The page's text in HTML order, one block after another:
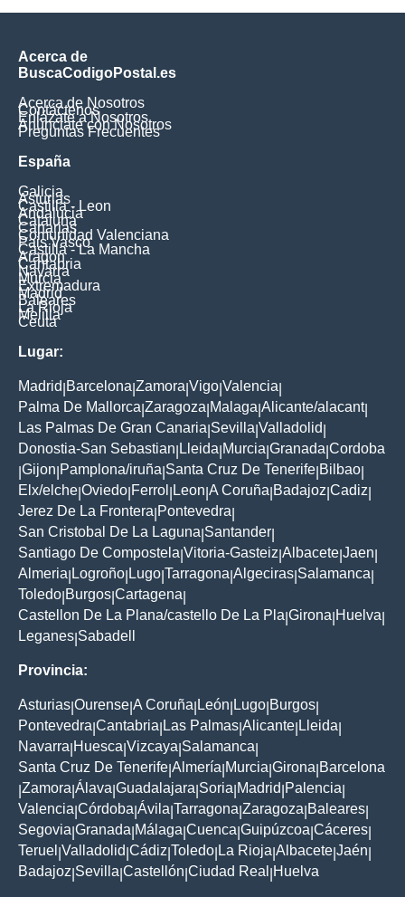
Acerca de
BuscaCodigoPostal.es
Acerca de Nosotros
Contáctenos
Enlázate a Nosotros
Anúnciate con Nosotros
Preguntas Frecuentes
España
Galicia
Asturias
Castilla - Leon
Andalucia
Cataluna
Canarias
Comunidad Valenciana
Pais Vasco
Castilla - La Mancha
Aragon
Cantabria
Navarra
Murcia
Extremadura
Madrid
Baleares
La Rioja
Melilla
Ceuta
Lugar:
Madrid Barcelona Zamora Vigo Valencia
Palma De Mallorca Zaragoza Malaga Alicante/alacant|
Las Palmas De Gran Canaria Sevilla Valladolid
Donostia-San Sebastian Lleida Murcia Granada Cordoba
Gijon Pamplona/iruña Santa Cruz De Tenerife Bilbao
Elx/elche Oviedo Ferrol Leon A Coruña Badajoz Cadiz
Jerez De La Frontera Pontevedra
San Cristobal De La Laguna Santander
Santiago De Compostela Vitoria-Gasteiz Albacete Jaen
Almeria Logroño Lugo Tarragona Algeciras Salamanca
Toledo Burgos Cartagena
Castellon De La Plana/castello De La Pla Girona Huelva
Leganes Sabadell
Provincia:
Asturias Ourense A Coruña León Lugo Burgos
Pontevedra Cantabria Las Palmas Alicante Lleida
Navarra Huesca Vizcaya Salamanca
Santa Cruz De Tenerife Almería Murcia Girona Barcelona
Zamora Álava Guadalajara Soria Madrid Palencia
Valencia Córdoba Ávila Tarragona Zaragoza Baleares
Segovia Granada Málaga Cuenca Guipúzcoa Cáceres
Teruel Valladolid Cádiz Toledo La Rioja Albacete Jaén
Badajoz Sevilla Castellón Ciudad Real Huelva